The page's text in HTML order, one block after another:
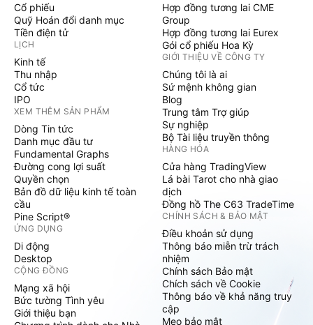
Cổ phiếu
Quỹ Hoán đổi danh mục
Tiền điện tử
LỊCH
Kinh tế
Thu nhập
Cổ tức
IPO
XEM THÊM SẢN PHẨM
Dòng Tin tức
Danh mục đầu tư
Fundamental Graphs
Đường cong lợi suất
Quyền chọn
Bản đồ dữ liệu kinh tế toàn
cầu
Pine Script®
ỨNG DỤNG
Di động
Desktop
CỘNG ĐỒNG
Mạng xã hội
Bức tường Tình yêu
Giới thiệu bạn
Hợp đồng tương lai CME
Group
Hợp đồng tương lai Eurex
Gói cổ phiếu Hoa Kỳ
GIỚI THIỆU VỀ CÔNG TY
Chúng tôi là ai
Sứ mệnh không gian
Blog
Trung tâm Trợ giúp
Sự nghiệp
Bộ Tài liệu truyền thông
HÀNG HÓA
Cửa hàng TradingView
Lá bài Tarot cho nhà giao
dịch
Đồng hồ The C63 TradeTime
CHÍNH SÁCH & BẢO MẬT
Điều khoản sử dụng
Thông báo miễn trừ trách
nhiệm
Chính sách Bảo mật
Chích sách về Cookie
Thông báo về khả năng truy
cập
Mẹo bảo mật